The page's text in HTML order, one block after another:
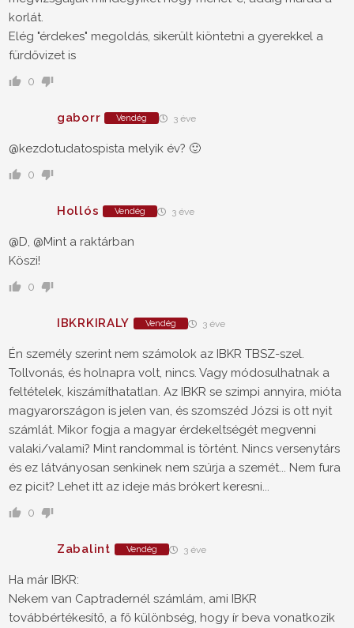
korlát.
Elég "érdekes" megoldás, sikerült kiöntetni a gyerekkel a
fürdővizet is
0
gaborr Vendég 3 éve
@kezdotudatospista melyik év? 🙂
0
Hollós Vendég 3 éve
@D, @Mint a raktárban
Köszi!
0
IBKRKIRALY Vendég 3 éve
Én személy szerint nem számolok az IBKR TBSZ-szel.
Tollvonás, és holnapra volt, nincs. Vagy módosulhatnak a
feltételek, kiszámíthatatlan. Az IBKR se szimpi annyira, mióta
magyarországon is jelen van, és szomszéd Józsi is ott nyit
számlát. Mikor fogja a magyar érdekeltségét megvenni
valaki/valami? Mint randommal is történt. Nincs versenytárs
és ez látványosan senkinek nem szúrja a szemét... Nem fura
ez picit? Lehet itt az ideje más brókert keresni...
0
Zabalint Vendég 3 éve
Ha már IBKR:
Nekem van Captradernél számlám, ami IBKR
továbbértékesítő, a fő különbség, hogy ír beva vonatkozik